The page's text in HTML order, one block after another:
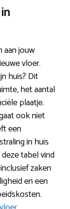
aan jouw
vloer.
huis? Dit
het aantal
plaatje.
ook niet
een
in huis
tabel vind
zaken
en een